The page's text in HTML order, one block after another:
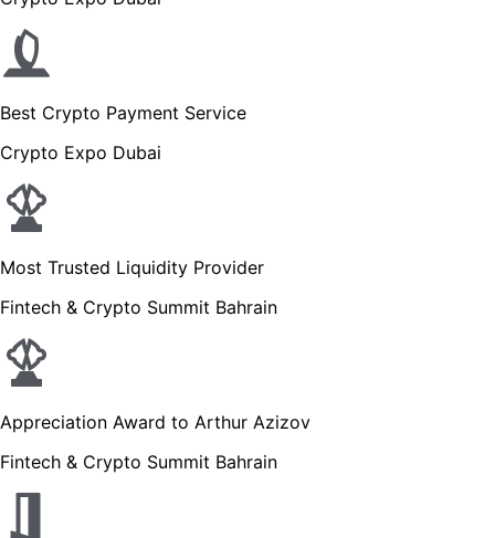
Best Crypto Payment Service
Crypto Expo Dubai
Most Trusted Liquidity Provider
Fintech & Crypto Summit Bahrain
Appreciation Award to Arthur Azizov
Fintech & Crypto Summit Bahrain